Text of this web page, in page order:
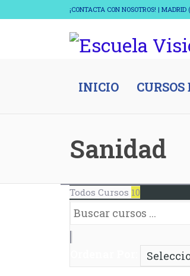
¡CONTACTA CON NOSOTROS! |
INICIO
Sanidad
Todos Cursos 10